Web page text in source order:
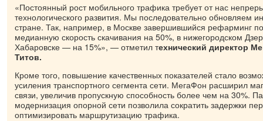
«Постоянный рост мобильного трафика требует от нас
технологического развития. Мы последовательно обновляем
стране. Так, например, в Москве завершившийся рефарминг
медианную скорость скачивания на 50%, в нижегородском
Хабаровске — на 15%», — отметил технический директор
Титов.
Кроме того, повышение качественных показателей стало
усиления транспортного сегмента сети. МегаФон расширил
связи, увеличив пропускную способность более чем на 30%.
модернизация опорной сети позволила сократить задержки
оптимизировать маршрутизацию трафика.